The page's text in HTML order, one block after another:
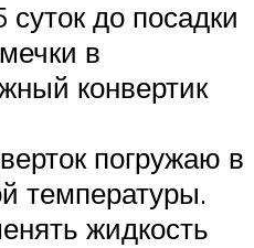
до посадки
в
конвертик
погружаю в
температуры.
жидкость